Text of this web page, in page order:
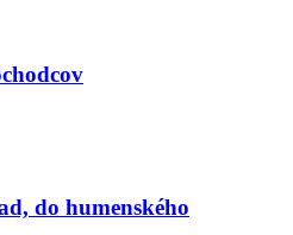
do humenského